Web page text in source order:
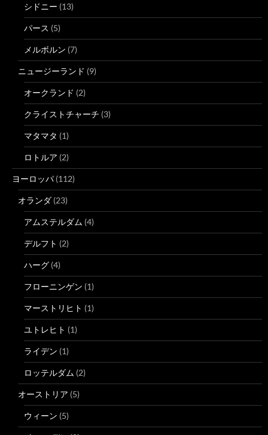
シドニー (13)
パース (5)
メルボルン (7)
ニュージーランド (9)
オークランド (2)
クライストチャーチ (3)
マタマタ (1)
ロトルア (2)
ヨーロッパ (112)
オランダ (23)
アムステルダム (4)
デルフト (2)
ハーグ (4)
フローニンゲン (1)
マーストリヒト (1)
ユトレヒト (1)
ライデン (1)
ロッテルダム (2)
オーストリア (5)
ウィーン (5)